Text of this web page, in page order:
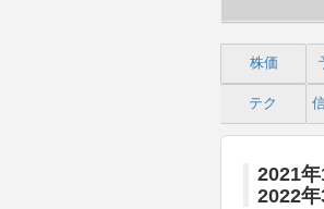
株価
テク
2021
2022